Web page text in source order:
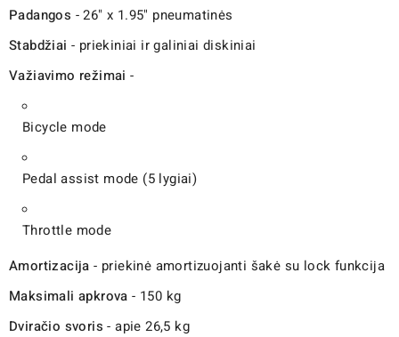
Padangos - 26" x 1.95" pneumatinės
Stabdžiai - priekiniai ir galiniai diskiniai
Važiavimo režimai -
Bicycle mode
Pedal assist mode (5 lygiai)
Throttle mode
Amortizacija - priekinė amortizuojanti šakė su lock funkcija
Maksimali apkrova - 150 kg
Dviračio svoris - apie 26,5 kg